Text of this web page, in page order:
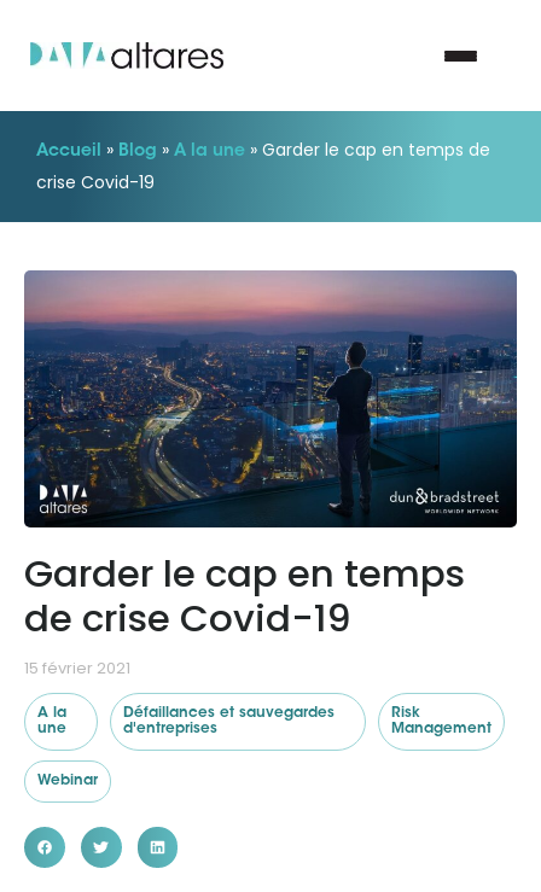
Nous contacter
Vos enjeux
Nos data
Notre groupe
Ressources
Accueil » Blog » A la une » Garder le cap en temps de
crise Covid-19
Garder le cap en temps
de crise Covid-19
15 février 2021
A la
une
Défaillances et sauvegardes
d'entreprises
Risk
Management
Webinar